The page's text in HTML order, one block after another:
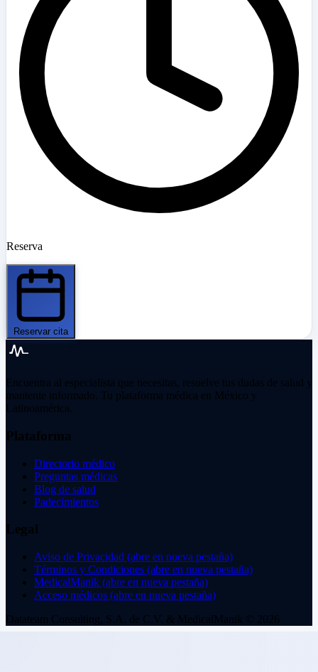
Reserva
Reservar cita
Encuentra al especialista que necesitas, resuelve tus dudas de salud y
mantente informado. Tu plataforma médica en México y
Latinoamérica.
Plataforma
Directorio médico
Preguntas médicas
Blog de salud
Padecimientos
Legal
Aviso de Privacidad (abre en nueva pestaña)
Términos y Condiciones (abre en nueva pestaña)
MedicalManik (abre en nueva pestaña)
Acceso médicos (abre en nueva pestaña)
Datateam Consulting, S.A. de C.V. & MedicalManik © 2026